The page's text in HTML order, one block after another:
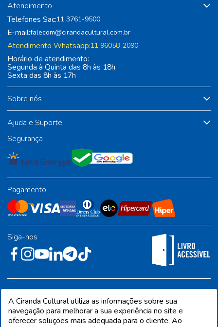
Sobre nós
Ajuda e Suporte
Atendimento
Telefones Sac:11 3761-9500
E-mail:falecom@cirandacultural.com.br
Atendimento Whatsapp:11 96058-2090
Horário de atendimento:
Segunda à Quinta das 8h às 18h
Sexta das 8h às 17h
Segurança
Pagamento
Siga-nos
Industrial - Jandira/SP - CEP 06612-001
A Ciranda Cultural utiliza as informações sobre sua
navegação para melhorar a sua experiência no site e
oferecer soluções mais adequada para o cliente. Ao